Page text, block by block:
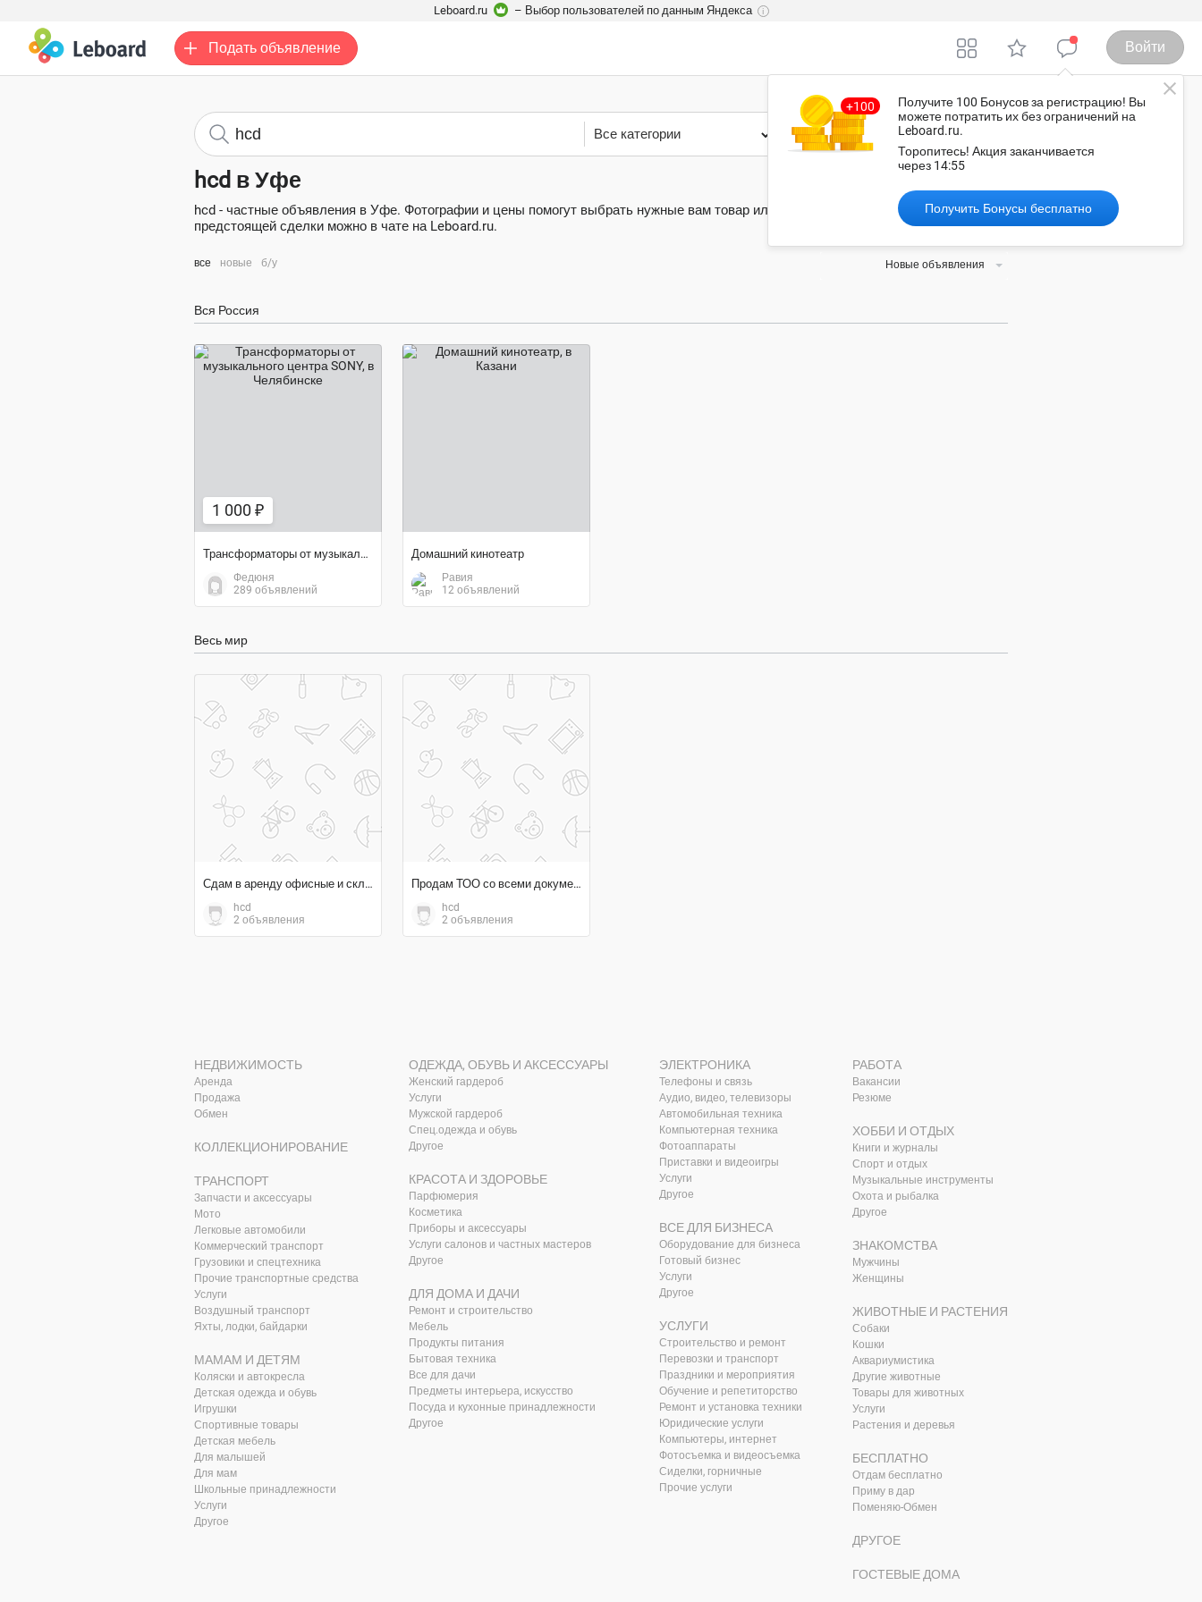
Leboard.ru – Выбор пользователей по данным Яндекса i
Подать объявление Войти
Получите 100 Бонусовза регистрацию! Вы
можете потратить их без ограничений на
Leboard.ru.
Торопитесь! Акция заканчивается
через 14:54
Получить Бонусы бесплатно
Все категории Уфа
hcd в Уфе
hcd - частные объявления в Уфе. Фотографии и цены помогут выбрать нужные вам товар или услугу, а обсудить детали
предстоящей сделки можно в чате на Leboard.ru.
все новые б/у Новые объявления
Вся Россия
1 000 ₽
Трансформаторы от музыкального центра SONY
Федюня
289 объявлений
Домашний кинотеатр
Равия
12 объявлений
Весь мир
Сдам в аренду офисные и складские помещения
hcd
2 объявления
договорная цена
Продам ТОО со всеми документами, чистое
hcd
2 объявления
договорная цена
НЕДВИЖИМОСТЬ
Аренда
Продажа
Обмен
КОЛЛЕКЦИОНИРОВАНИЕ
ТРАНСПОРТ
Запчасти и аксессуары
Мото
Легковые автомобили
Коммерческий транспорт
Грузовики и спецтехника
Прочие транспортные средства
Услуги
Воздушный транспорт
Яхты, лодки, байдарки
МАМАМ И ДЕТЯМ
Коляски и автокресла
Детская одежда и обувь
Игрушки
Спортивные товары
Детская мебель
Для малышей
Для мам
Школьные принадлежности
Услуги
Другое
ОДЕЖДА, ОБУВЬ И АКСЕССУАРЫ
Женский гардероб
Услуги
Мужской гардероб
Спец.одежда и обувь
Другое
КРАСОТА И ЗДОРОВЬЕ
Парфюмерия
Косметика
Приборы и аксессуары
Услуги салонов и частных мастеров
Другое
ДЛЯ ДОМА И ДАЧИ
Ремонт и строительство
Мебель
Продукты питания
Бытовая техника
Все для дачи
Предметы интерьера, искусство
Посуда и кухонные принадлежности
Другое
ЭЛЕКТРОНИКА
Телефоны и связь
Аудио, видео, телевизоры
Автомобильная техника
Компьютерная техника
Фотоаппараты
Приставки и видеоигры
Услуги
Другое
ВСЕ ДЛЯ БИЗНЕСА
Оборудование для бизнеса
Готовый бизнес
Услуги
Другое
УСЛУГИ
Строительство и ремонт
Перевозки и транспорт
Праздники и мероприятия
Обучение и репетиторство
Ремонт и установка техники
Юридические услуги
Компьютеры, интернет
Фотосъемка и видеосъемка
Сиделки, горничные
Прочие услуги
РАБОТА
Вакансии
Резюме
ХОББИ И ОТДЫХ
Книги и журналы
Спорт и отдых
Музыкальные инструменты
Охота и рыбалка
Другое
ЗНАКОМСТВА
Мужчины
Женщины
ЖИВОТНЫЕ И РАСТЕНИЯ
Собаки
Кошки
Аквариумистика
Другие животные
Товары для животных
Услуги
Растения и деревья
БЕСПЛАТНО
Отдам бесплатно
Приму в дар
Поменяю-Обмен
ДРУГОЕ
ГОСТЕВЫЕ ДОМА